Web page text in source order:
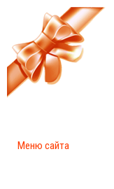
Меню сайта